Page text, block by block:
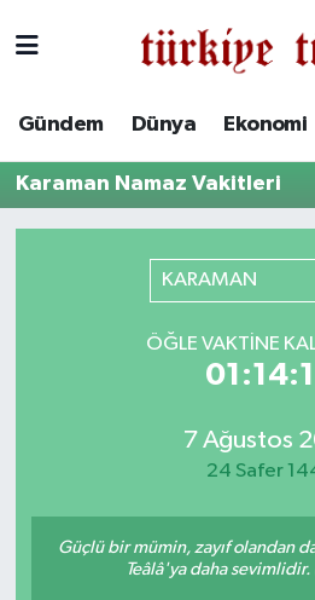
Gündem Dünya Ekonomi
Karaman Namaz Vakitleri
KARAMAN
ÖĞLE VAKTINE
7 Ağustos
24 Safer
Güçlü bir mümin, zayıf olandan
Teâlâ'ya daha
Ekonomi
Savunma - Teknoloji
Süper Lig Puan Durumu
Tüm Manşetler
Son Dakika Haberleri